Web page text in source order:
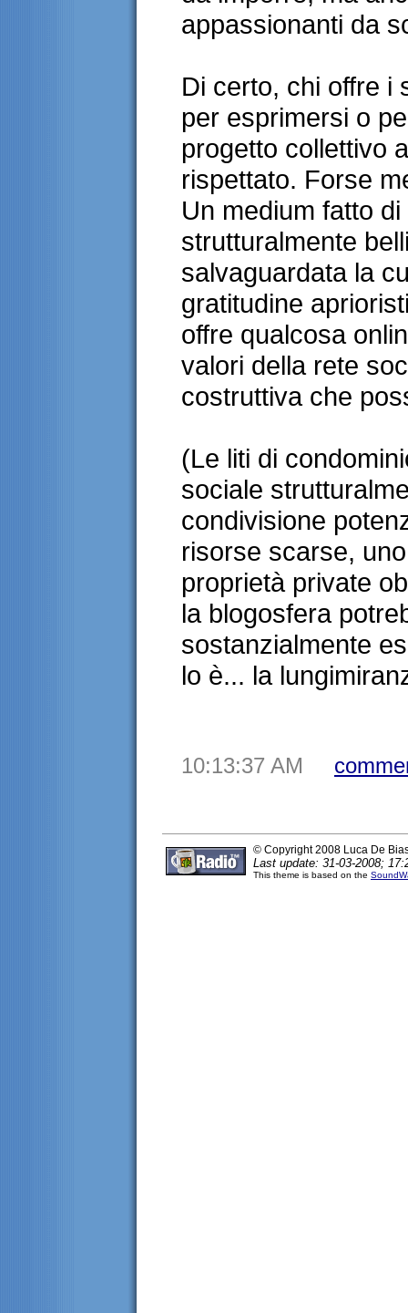
appassionanti da
Di certo, chi offre i
per esprimersi o
progetto collettivo
rispettato. Forse
Un medium fatto
strutturalmente
salvaguardata la
gratitudine
offre qualcosa
valori della rete
costruttiva che
(Le liti di
sociale
condivisione
risorse scarse,
proprietà private
la blogosfera
sostanzialmente
lo è... la
10:13:37 AM
© Copyright 2008 Luca De
Last update: 31-03-2008;
This theme is based on the